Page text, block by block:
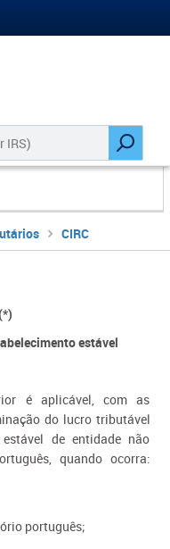
CIRC
estável
é aplicável, com as
do lucro tributável
de entidade não
quando ocorra:
português;